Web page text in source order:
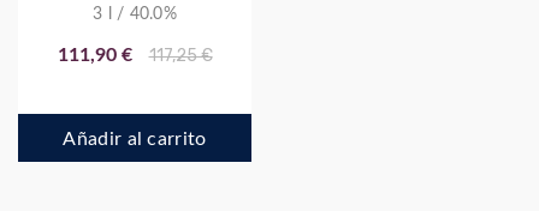
3 l / 40.0%
111,90 € 117,25 €
Añadir al carrito